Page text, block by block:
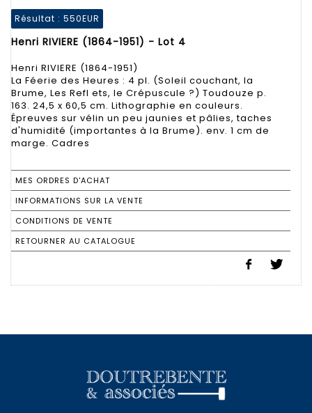
Résultat : 550EUR
Henri RIVIERE (1864-1951) - Lot 4
Henri RIVIERE (1864-1951)
La Féerie des Heures : 4 pl. (Soleil couchant, la
Brume, Les Refl ets, le Crépuscule ?) Toudouze p.
163. 24,5 x 60,5 cm. Lithographie en couleurs.
Épreuves sur vélin un peu jaunies et pâlies, taches
d'humidité (importantes à la Brume). env. 1 cm de
marge. Cadres
MES ORDRES D'ACHAT
INFORMATIONS SUR LA VENTE
CONDITIONS DE VENTE
RETOURNER AU CATALOGUE